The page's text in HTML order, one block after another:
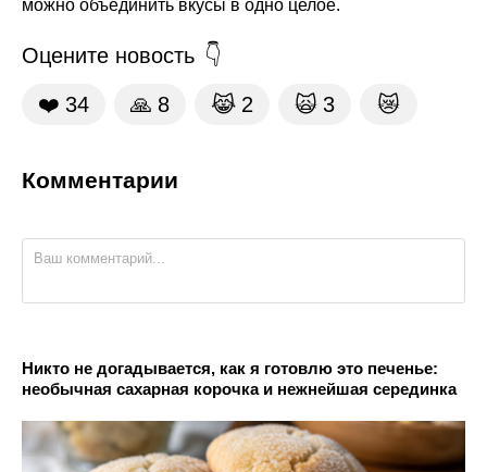
можно объединить вкусы в одно целое.
Оцените новость
❤️ 34 🙏 8 😹 2 🙀 3 😿
Комментарии
Никто не догадывается, как я готовлю это печенье:
необычная сахарная корочка и нежнейшая серединка